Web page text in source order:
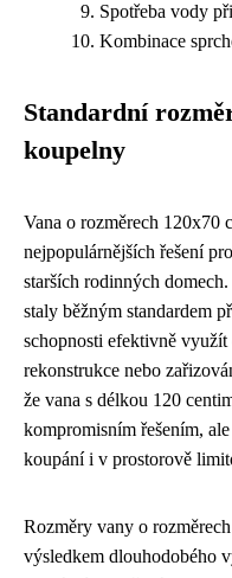
Spotřeba vody
Kombinace
Standardní
koupelny
Vana o rozměrech 120x70
nejpopulárnějších řešení
starších rodinných
staly běžným standardem
schopnosti efektivně
rekonstrukce nebo
že vana s délkou 120
kompromisním řešením,
koupání i v prostorově
Rozměry vany o
výsledkem dlouhodobého